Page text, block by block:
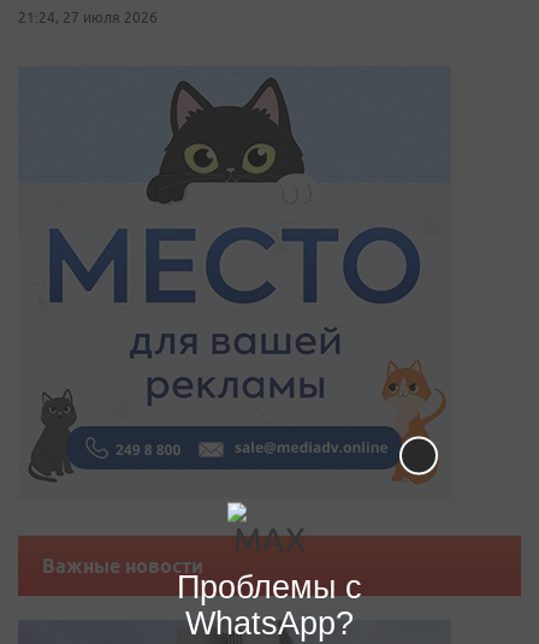
21:24, 27 июля 2026
Важные новости
Проблемы с
WhatsApp?